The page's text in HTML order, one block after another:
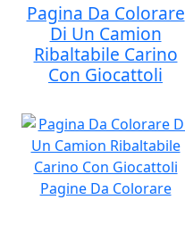
Pagina Da Colorare
Di Un Camion
Ribaltabile Carino
Con Giocattoli